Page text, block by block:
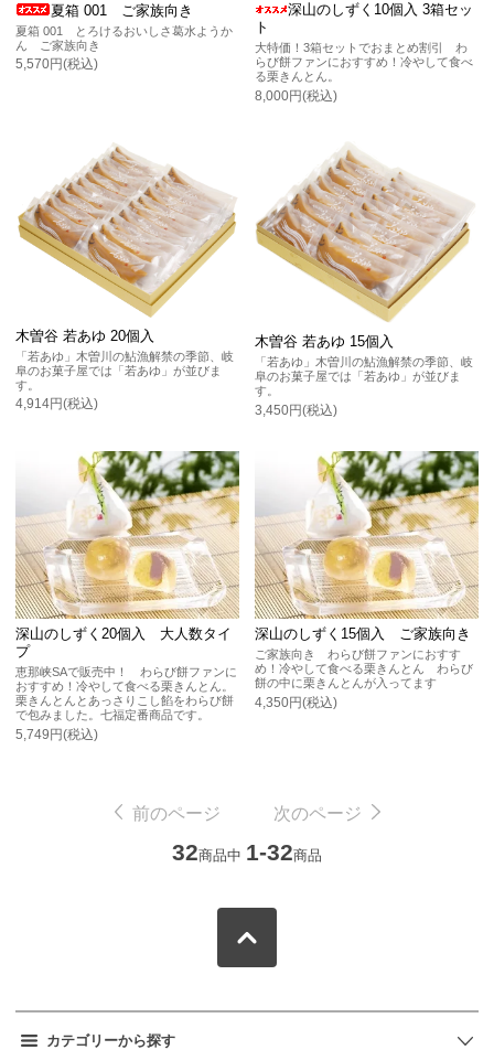
夏箱 001 ご家族向き
夏箱 001 とろけるおいしさ葛水ようか
ん ご家族向き
5,570円(税込)
深山のしずく10個入 3箱セッ
ト
大特価！3箱セットでおまとめ割引 わ
らび餅ファンにおすすめ！冷やして食べ
る栗きんとん。
8,000円(税込)
木曽谷 若あゆ 20個入
「若あゆ」木曽川の鮎漁解禁の季節、岐
阜のお菓子屋では「若あゆ」が並びま
す。
4,914円(税込)
木曽谷 若あゆ 15個入
「若あゆ」木曽川の鮎漁解禁の季節、岐
阜のお菓子屋では「若あゆ」が並びま
す。
3,450円(税込)
深山のしずく20個入 大人数タイ
プ
恵那峡SAで販売中！ わらび餅ファンに
おすすめ！冷やして食べる栗きんとん。
栗きんとんとあっさりこし餡をわらび餅
で包みました。七福定番商品です。
5,749円(税込)
深山のしずく15個入 ご家族向き
ご家族向き わらび餅ファンにおすす
め！冷やして食べる栗きんとん わらび
餅の中に栗きんとんが入ってます
4,350円(税込)
前のページ 次のページ
32商品中 1-32商品
カテゴリーから探す